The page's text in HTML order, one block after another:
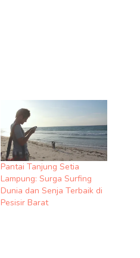
Pantai Tanjung Setia
Lampung: Surga Surfing
Dunia dan Senja Terbaik di
Pesisir Barat